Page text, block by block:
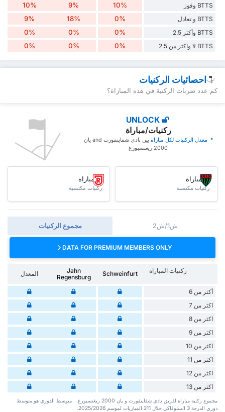
BTTS وفوز 10%
9%
10%
BTTS و تعادل 0%
18%
9%
BTTS وأكثر 2.5 0%
0%
0%
BTTS لا واكثر من 2.5 0%
0%
0%
احصائيات الركنيات
كم عدد ضربات الركنية في هذه المباراة؟
UNLOCK
ركنيات/مباراة
* ‏ ‏معدل الركنيات لكل مباراة
‏بين نادي شفاينفورت and يان
2000 ريغنسبورغ
/مباراة
ركنيات مكتسبة
/مباراة
ركنيات مكتسبة
مجموع الركنيات ش1/ش2
DATA FOR PREMIUM MEMBERS ONLY
ركنيات المباراة Schweinfurt
Jahn
Regensburg
المعدل
أكثر من 6
اكثر من 7
اكثر من 8
اكثر من 9
اكثر من 10
اكثر من 11
اكثر من 12
اكثر من 13
‏مجموع ركنية مباراة لفريق نادي شفاينفورت و يان 2000 ريغنسبورغ. ‏‏ ‏ ‏متوسط الدوري هو متوسط
دوري الدرجة 3 السلوفاكي ‏خلال 211 ‏المباريات لموسم 2025/2026.